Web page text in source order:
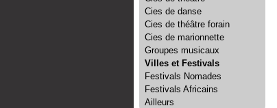
Cies de danse
Cies de théâtre forain
Cies de marionnette
Groupes musicaux
Villes et Festivals
Festivals Nomades
Festivals Africains
Ailleurs